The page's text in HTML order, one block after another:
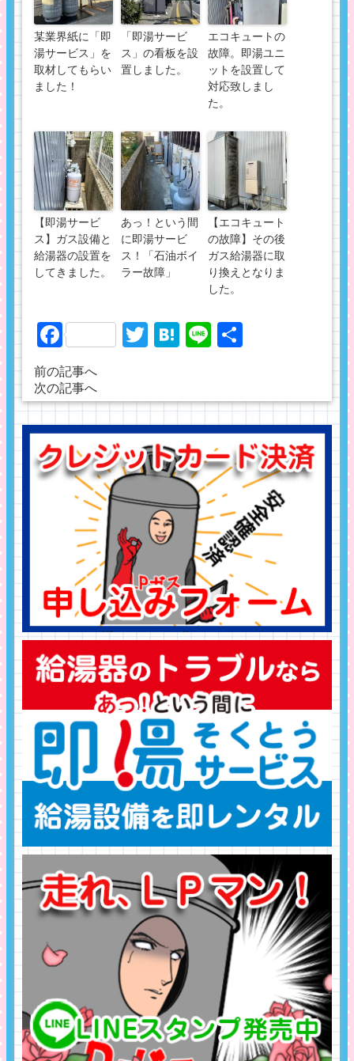
某業界紙に「即
湯サービス」を
取材してもらい
ました！
「即湯サービ
ス」の看板を設
置しました。
エコキュートの
故障。即湯ユニ
ットを設置して
対応致しまし
た。
【即湯サービ
ス】ガス設備と
給湯器の設置を
してきました。
あっ！という間
に即湯サービ
ス！「石油ボイ
ラー故障」
【エコキュート
の故障】その後
ガス給湯器に取
り換えとなりま
した。
FacebookTwitter
Hatena
Line
前の記事へ
次の記事へ